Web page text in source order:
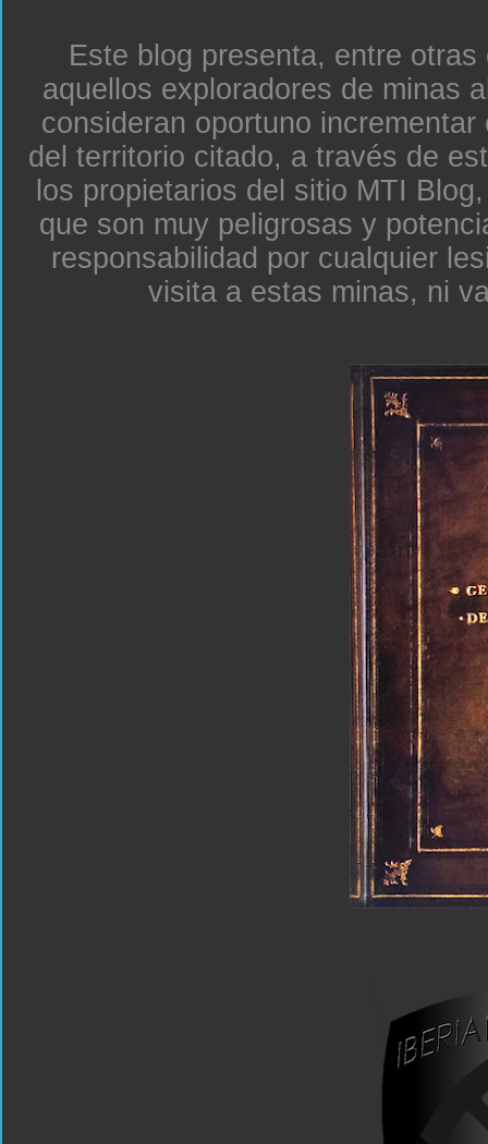
Este blog presenta, entre
aquellos exploradores de minas
consideran oportuno
del territorio citado, a través de
los propietarios del sitio MTI
que son muy peligrosas y
responsabilidad por cualquier
visita a estas minas, ni